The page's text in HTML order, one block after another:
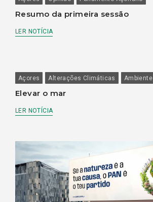
Resumo da primeira sessão
LER NOTÍCIA
Açores Alterações Climáticas Ambiente
Elevar o mar
LER NOTÍCIA